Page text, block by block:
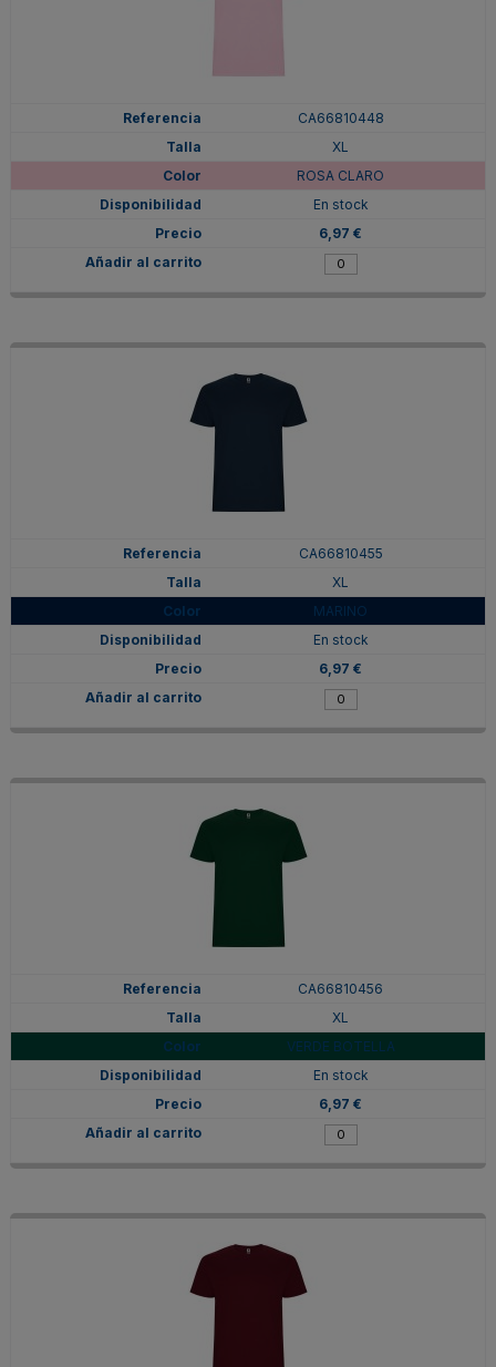
CA66810448
XL
ROSA CLARO
En stock
6,97 €
CA66810455
XL
MARINO
En stock
6,97 €
CA66810456
XL
VERDE BOTELLA
En stock
6,97 €